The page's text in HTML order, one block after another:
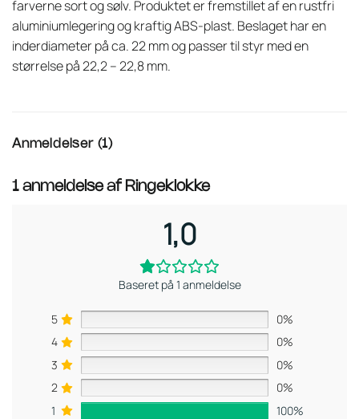
farverne sort og sølv. Produktet er fremstillet af en rustfri
aluminiumlegering og kraftig ABS-plast. Beslaget har en
inderdiameter på ca. 22 mm og passer til styr med en
størrelse på 22,2 – 22,8 mm.
Anmeldelser (1)
1 anmeldelse af Ringeklokke
1,0
Baseret på 1 anmeldelse
5
0%
4
0%
3
0%
2
0%
1
100%